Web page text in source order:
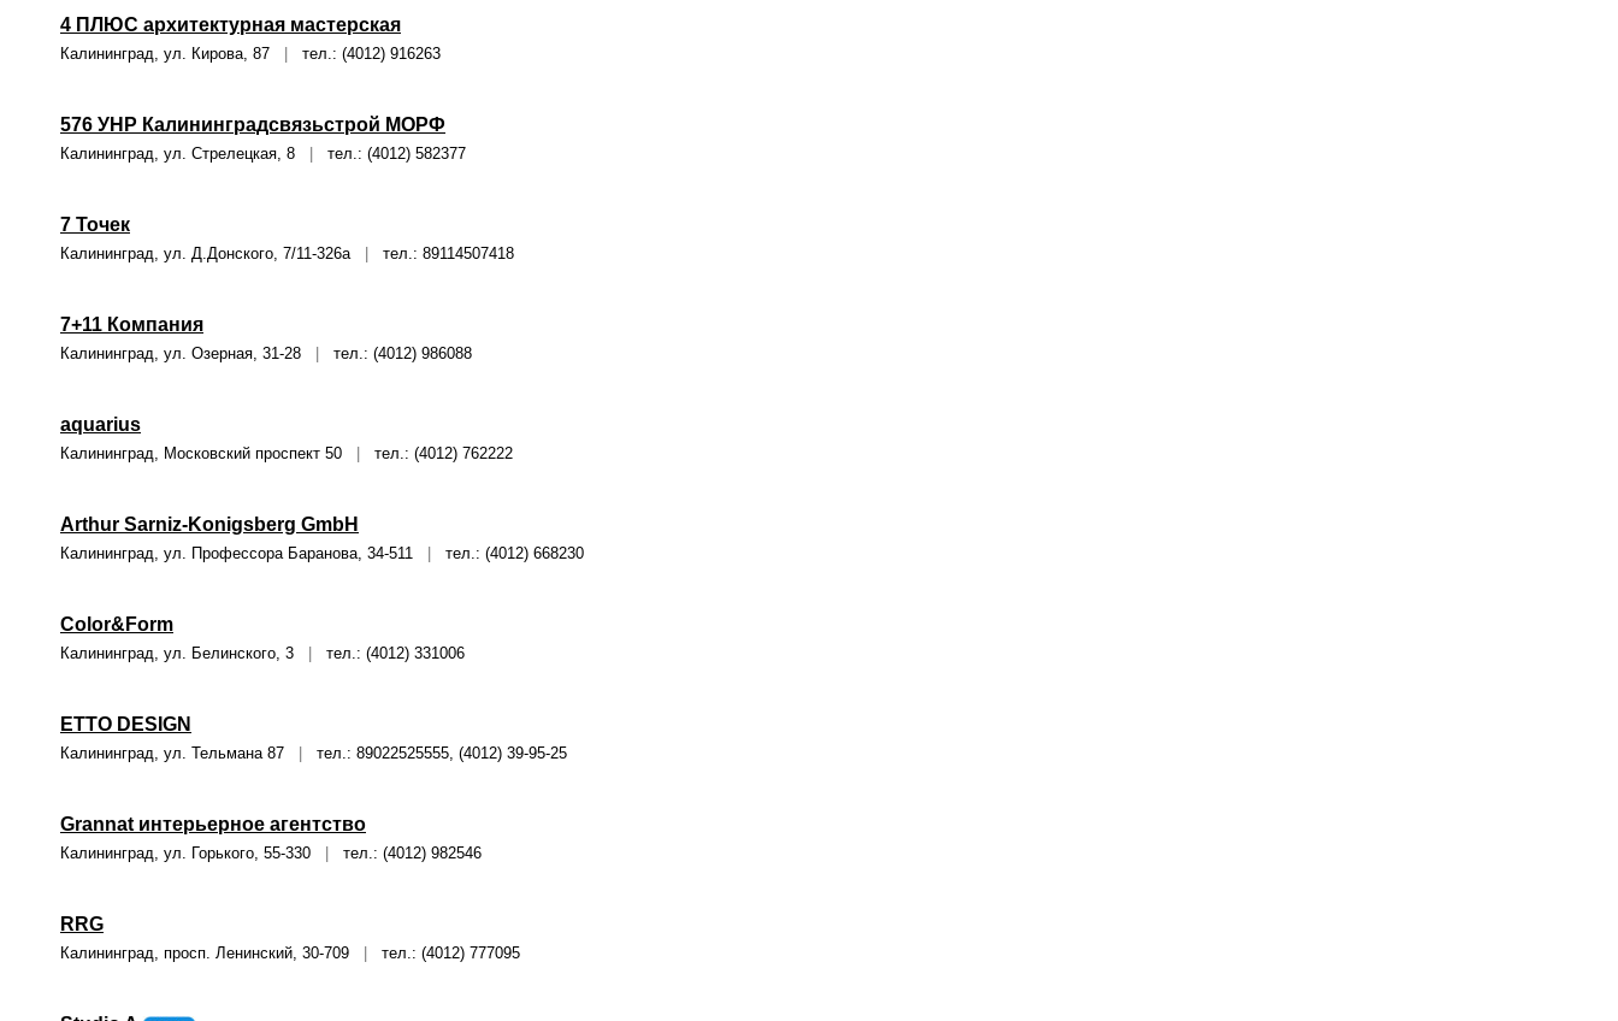
4 ПЛЮС архитектурная мастерская
Калининград, ул. Кирова, 87 тел.: (4012) 916263
576 УНР Калининградсвязьстрой МОРФ
Калининград, ул. Стрелецкая, 8 тел.: (4012) 582377
7 Точек
Калининград, ул. Д.Донского, 7/11-326а тел.: 89114507418
7+11 Компания
Калининград, ул. Озерная, 31-28 тел.: (4012) 986088
aquarius
Калининград, Московский проспект 50 тел.: (4012) 762222
Arthur Sarniz-Konigsberg GmbH
Калининград, ул. Профессора Баранова, 34-511 тел.: (4012) 668230
Color&Form
Калининград, ул. Белинского, 3 тел.: (4012) 331006
ETTO DESIGN
Калининград, ул. Тельмана 87 тел.: 89022525555, (4012) 39-95-25
Grannat интерьерное агентство
Калининград, ул. Горького, 55-330 тел.: (4012) 982546
RRG
Калининград, просп. Ленинский, 30-709 тел.: (4012) 777095